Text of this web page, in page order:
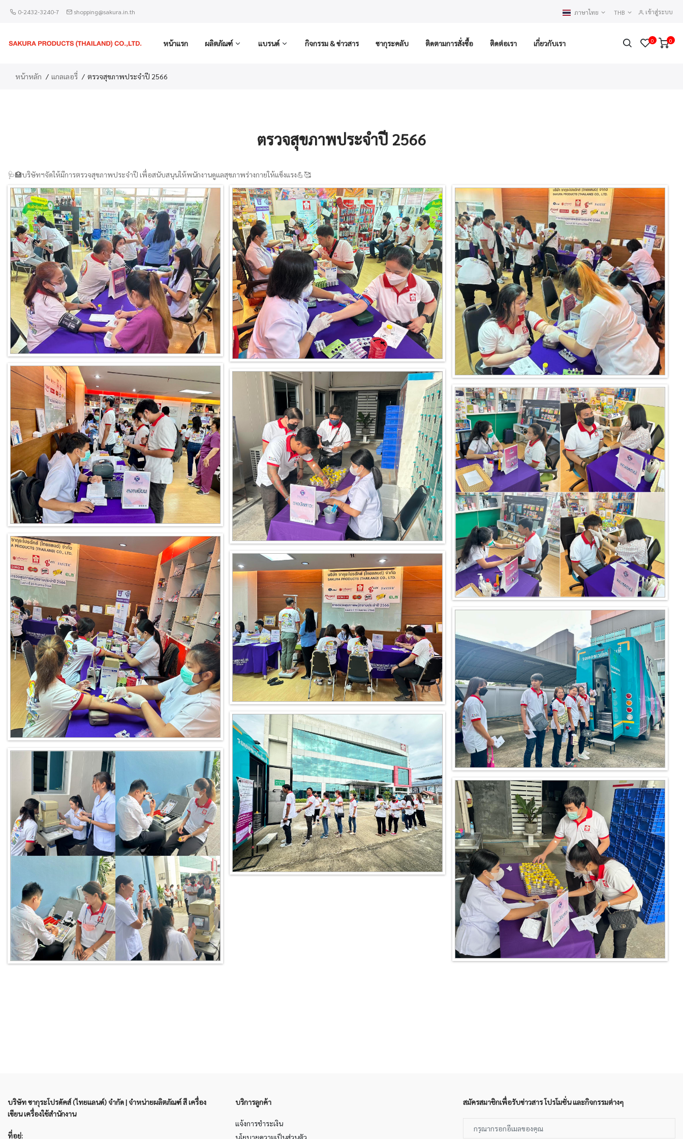
0-2432-3240-7 shopping@sakura.in.th ภาษาไทย THB เข้าสู่ระบบ
หน้าแรก ผลิตภัณฑ์ แบรนด์ กิจกรรม & ข่าวสาร ซากุระคลับ ติดตามการสั่งซื้อ ติดต่อเรา เกี่ยวกับเรา 0 0
หน้าหลัก แกลเลอรี่ ตรวจสุขภาพประจำปี 2566
ตรวจสุขภาพประจำปี 2566
🩺🏥บริษัทฯจัดให้มีการตรวจสุขภาพประจำปี เพื่อสนับสนุนให้พนักงานดูแลสุขภาพร่างกายให้แข็งแรง💪🥰
บริษัท ซากุระโปรดัคส์ (ไทยแลนด์) จำกัด | จำหน่ายผลิตภัณฑ์ สี เครื่อง
เขียน เครื่องใช้สำนักงาน
ที่อยู่:
บริการลูกค้า
แจ้งการชำระเงิน
นโยบายความเป็นส่วนตัว
สมัครสมาชิกเพื่อรับข่าวสาร โปรโมชั่น และกิจกรรมต่างๆ